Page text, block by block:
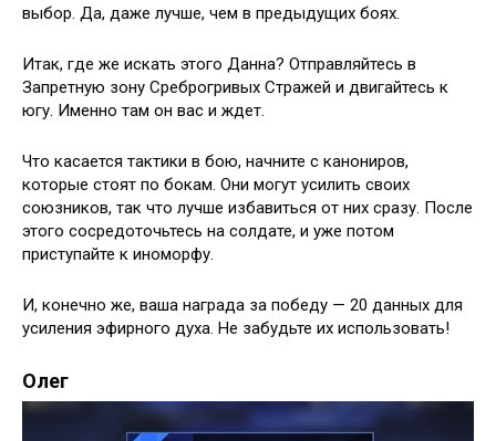
выбор. Да, даже лучше, чем в предыдущих боях.
Итак, где же искать этого Данна? Отправляйтесь в
Запретную зону Среброгривых Стражей и двигайтесь к
югу. Именно там он вас и ждет.
Что касается тактики в бою, начните с канониров,
которые стоят по бокам. Они могут усилить своих
союзников, так что лучше избавиться от них сразу. После
этого сосредоточьтесь на солдате, и уже потом
приступайте к иноморфу.
И, конечно же, ваша награда за победу — 20 данных для
усиления эфирного духа. Не забудьте их использовать!
Олег